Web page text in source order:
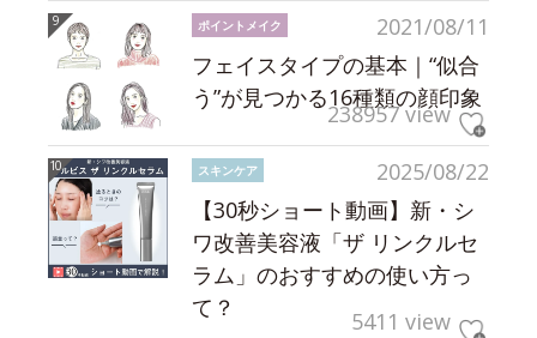
2021/08/11
ポイントメイク
フェイスタイプの基本｜“似合
う”が見つかる16種類の顔印象
238957 view
2025/08/22
スキンケア
【30秒ショート動画】新・シ
ワ改善美容液「ザ リンクルセ
ラム」のおすすめの使い方っ
て？
5411 view